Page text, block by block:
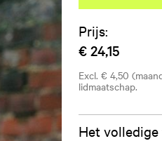
Prijs:
€ 24,15
Excl. € 4,50
lidmaatschap.
Het